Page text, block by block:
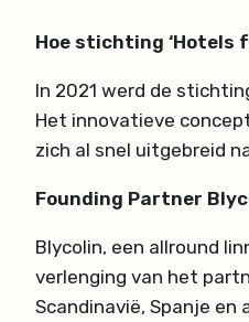
Hoe stichting ‘Hotels
In 2021 werd de
Het innovatieve
zich al snel uitgebreid
Founding Partner
Blycolin, een allround
verlenging van het
Scandinavië, Spanje en